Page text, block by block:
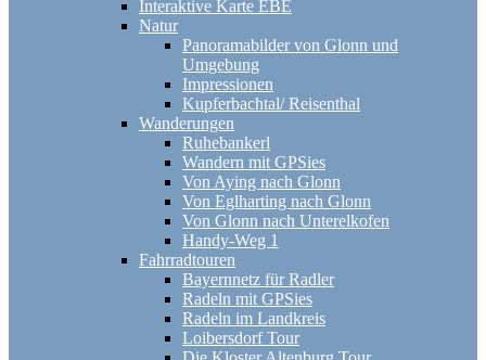
Interaktive Karte EBE
Natur
Panoramabilder von Glonn und
Umgebung
Impressionen
Kupferbachtal/ Reisenthal
Wanderungen
Ruhebankerl
Wandern mit GPSies
Von Aying nach Glonn
Von Eglharting nach Glonn
Von Glonn nach Unterelkofen
Handy-Weg 1
Fahrradtouren
Bayernnetz für Radler
Radeln mit GPSies
Radeln im Landkreis
Loibersdorf Tour